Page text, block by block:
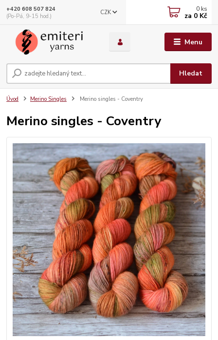
Menu
CZK
Hledat
+420 608 507 824
(Po-Pá, 9-15 hod.)
0 ks
za 0 Kč
Úvod Merino Singles Merino singles - Coventry
Merino singles - Coventry